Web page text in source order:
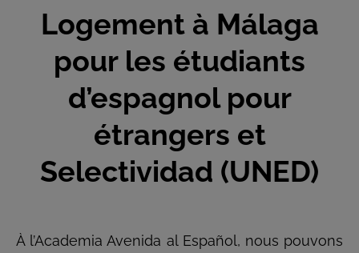
Logement à Málaga
pour les étudiants
d’espagnol pour
étrangers et
Selectividad (UNED)
À l’Academia Avenida al Español, nous pouvons